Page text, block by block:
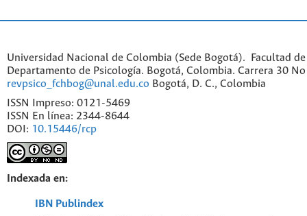
Universidad Nacional de Colombia (Sede Bogotá). Facultad de
Departamento de Psicología. Bogotá, Colombia. Carrera 30
revpsico_fchbog@unal.edu.co Bogotá, D. C., Colombia
ISSN Impreso: 0121-5469
ISSN En línea: 2344-8644
DOI: 10.15446/rcp
Indexada en:
IBN Publindex